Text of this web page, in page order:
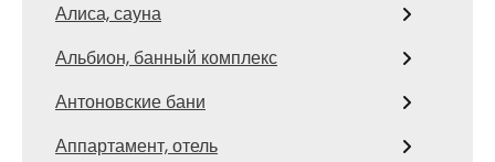
Алиса, сауна
Альбион, банный комплекс
Антоновские бани
Аппартамент, отель